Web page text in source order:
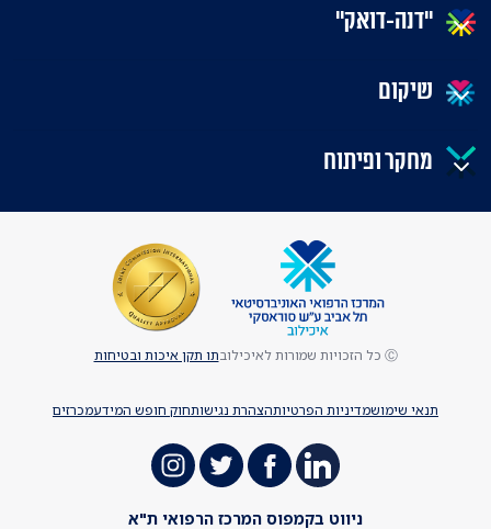
"דנה-דואק"
שיקום
מחקר ופיתוח
תנאי שימושמדיניות הפרטיותהצהרת נגישותחוק חופש המידעמכרזים
Ⓒ כל הזכויות שמורות לאיכילוב תו תקן איכות ובטיחות
ניווט בקמפוס המרכז הרפואי ת"א